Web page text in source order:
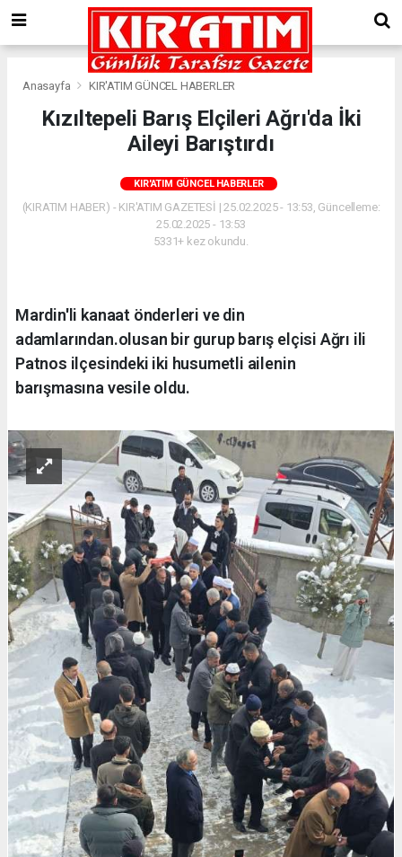
Anasayfa KIR'ATIM GÜNCEL HABERLER
Kızıltepeli Barış Elçileri Ağrı'da İki
Aileyi Barıştırdı
KIR'ATIM GÜNCEL HABERLER
(KIRATIM HABER) - KIR'ATIM GAZETESİ | 25.02.2025 - 13:53, Güncelleme:
25.02.2025 - 13:53
5331+ kez okundu.
Mardin'li kanaat önderleri ve din
adamlarından.olusan bir gurup barış elçisi Ağrı ili
Patnos ilçesindeki iki husumetli ailenin
barışmasına vesile oldu.